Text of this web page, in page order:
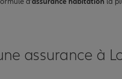
assurance à